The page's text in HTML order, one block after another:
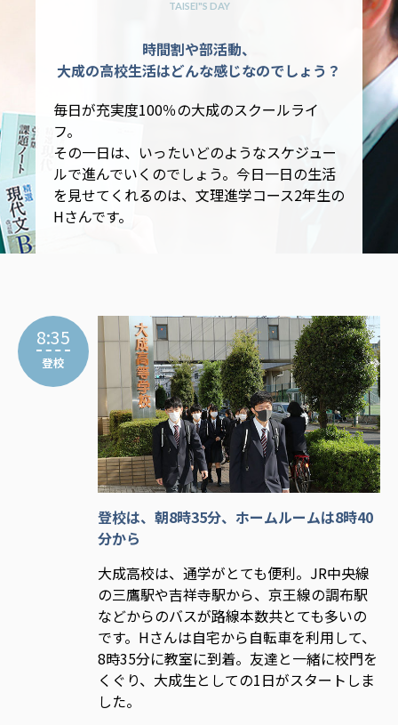
TAISEI"S DAY
時間割や部活動、
大成の高校生活はどんな感じなのでしょう？
毎日が充実度100％の大成のスクールライ
フ。
その一日は、いったいどのようなスケジュー
ルで進んでいくのでしょう。今日一日の生活
を見せてくれるのは、文理進学コース2年生の
Hさんです。
8:35
登校
登校は、朝8時35分、ホームルームは8時40
分から
大成高校は、通学がとても便利。JR中央線
の三鷹駅や吉祥寺駅から、京王線の調布駅
などからのバスが路線本数共とても多いの
です。Hさんは自宅から自転車を利用して、
8時35分に教室に到着。友達と一緒に校門を
くぐり、大成生としての1日がスタートしま
した。